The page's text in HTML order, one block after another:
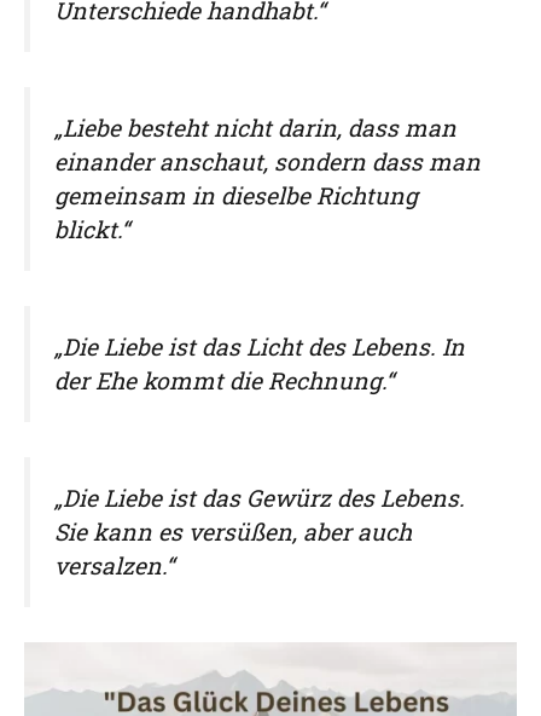
Unterschiede handhabt.“
„Liebe besteht nicht darin, dass man
einander anschaut, sondern dass man
gemeinsam in dieselbe Richtung
blickt.“
„Die Liebe ist das Licht des Lebens. In
der Ehe kommt die Rechnung.“
„Die Liebe ist das Gewürz des Lebens.
Sie kann es versüßen, aber auch
versalzen.“